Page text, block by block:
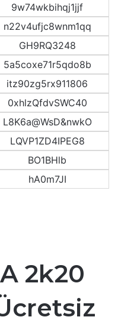
9w74wkbihqj1jjf
n22v4ufjc8wnm1qq
GH9RQ3248
5a5coxe71r5qdo8b
itz90zg5rx911806
0xhlzQfdvSWC40
L8K6a@WsD&nwkO
LQVP1ZD4IPEG8
BO1BHlb
hA0m7JI
2k20